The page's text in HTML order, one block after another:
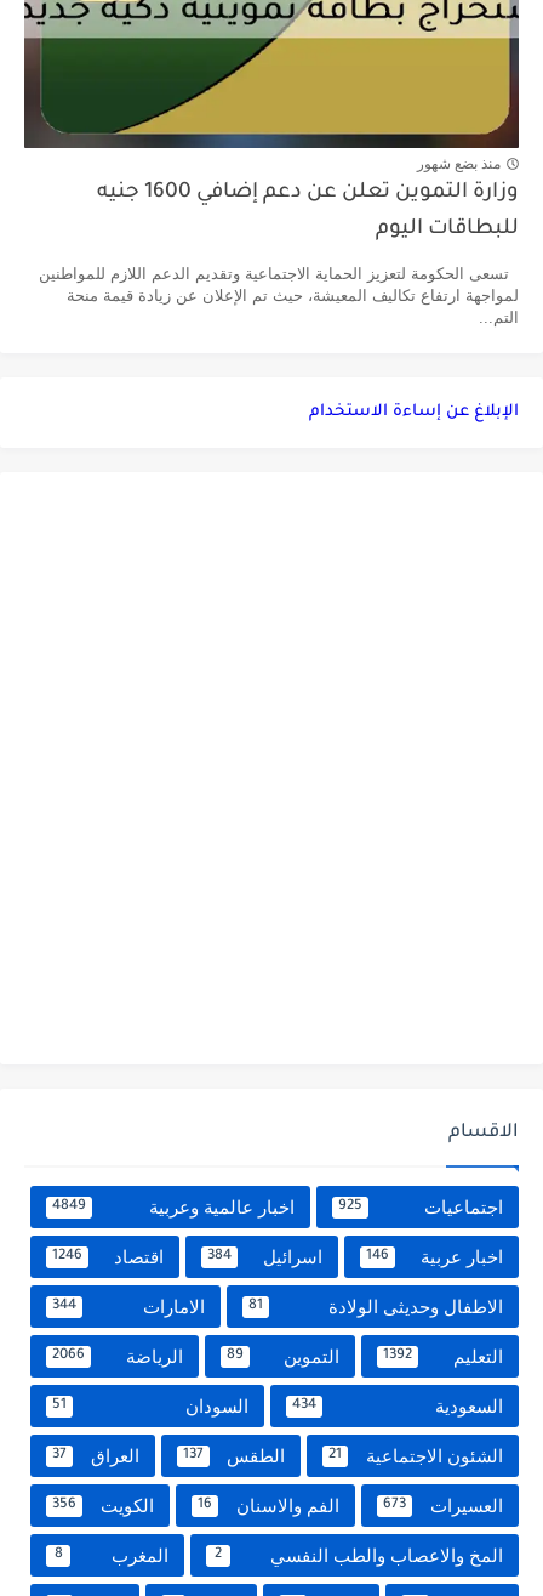
منذ بضع شهور
وزارة التموين تعلن عن دعم إضافي 1600 جنيه
للبطاقات اليوم
تسعى الحكومة لتعزيز الحماية الاجتماعية وتقديم الدعم اللازم للمواطنين
لمواجهة ارتفاع تكاليف المعيشة، حيث تم الإعلان عن زيادة قيمة منحة
التم...
الإبلاغ عن إساءة الاستخدام
الاقسام
اجتماعيات 925 اخبار عالمية وعربية 4849
اخبار عربية 146 اسرائيل 384 اقتصاد 1246
الاطفال وحديثى الولادة 81 الامارات 344
التعليم 1392 التموين 89 الرياضة 2066
السعودية 434 السودان 51
الشئون الاجتماعية 21 الطقس 137 العراق 37
العسيرات 673 الفم والاسنان 16 الكويت 356
المخ والاعصاب والطب النفسي 2 المغرب 8